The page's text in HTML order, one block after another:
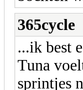
365cycle
...ik best
Tuna
sprintjes